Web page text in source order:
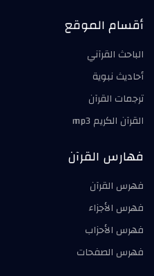
أقسام الموقع
الباحث القرآني
أحاديث نبوية
ترجمات القرآن
القرآن الكريم mp3
فهارس القرآن
فهرس القرآن
فهرس الأجزاء
فهرس الأحزاب
فهرس الصفحات